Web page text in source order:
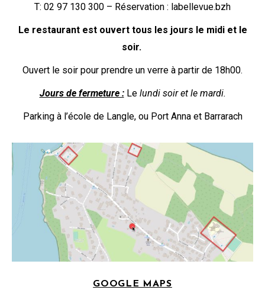
T: 02 97 130 300 – Réservation : labellevue.bzh
Le restaurant est ouvert tous les jours le midi et le
soir.
Ouvert le soir pour prendre un verre à partir de 18h00.
Jours de fermeture :Lelundi soir et le mardi.
Parking à l’école de Langle, ou Port Anna et Barrarach
GOOGLE MAPS